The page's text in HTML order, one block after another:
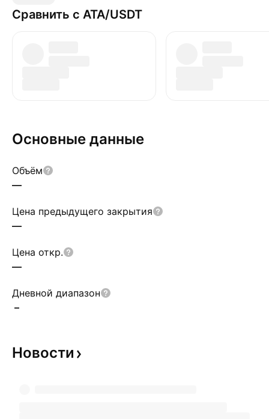
Сравнить с ATA/USDT
Основные данные
Объём
—
Цена предыдущего закрытия
—
Цена откр.
—
Дневной диапазон
–
Новости